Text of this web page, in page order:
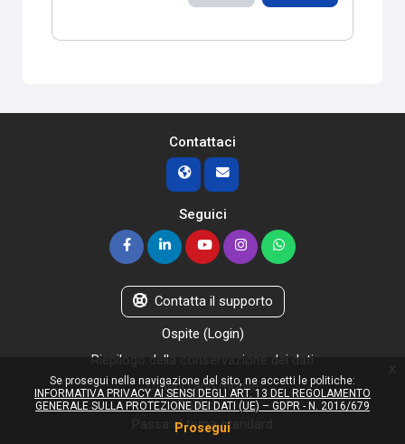
Contattaci
Seguici
Contatta il supporto
Ospite (Login)
Riepilogo della conservazione dei dati
Ottieni l'app mobile
Politiche
Passa al tema standard
Se prosegui nella navigazione del sito, ne accetti le politiche:
INFORMATIVA PRIVACY AI SENSI DEGLI ART. 13 DEL REGOLAMENTO
GENERALE SULLA PROTEZIONE DEI DATI (UE) – GDPR - N. 2016/679
Prosegui
x